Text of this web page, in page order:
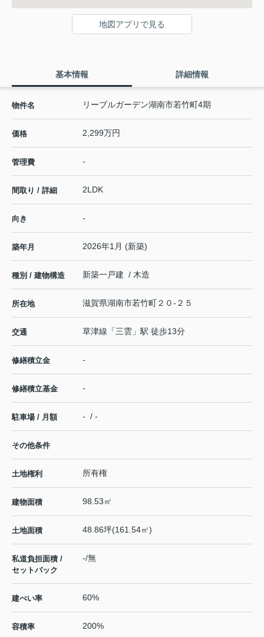
地図アプリで見る
基本情報 詳細情報
物件名 リーブルガーデン湖南市若竹町4期
価格 2,299万円
管理費 -
間取り / 詳細 2LDK
向き -
築年月 2026年1月 (新築)
種別 / 建物構造 新築一戸建 / 木造
所在地 滋賀県湖南市若竹町２０-２５
交通 草津線 「三雲 」駅 徒歩13分
修繕積立金 -
修繕積立基金 -
駐車場 / 月額 - / -
その他条件
土地権利 所有権
建物面積 98.53㎡
土地面積 48.86坪(161.54㎡)
私道負担面積 /
セットバック
-/無
建ぺい率 60%
容積率 200%